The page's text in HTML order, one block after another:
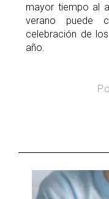
mayor tiempo al
verano puede
celebración de
año.